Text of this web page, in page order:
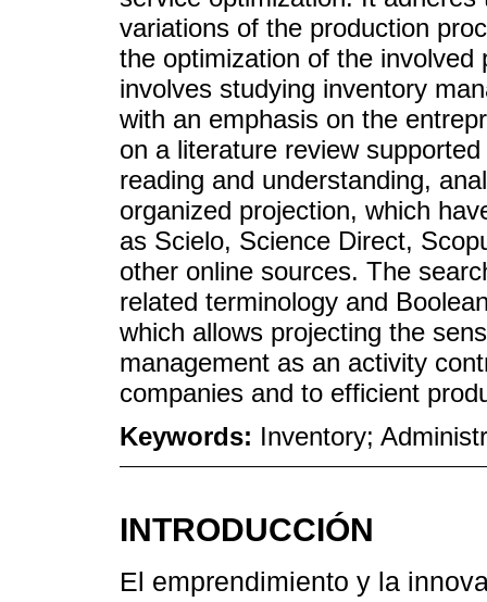
variations of the production
the optimization of the
involves studying inventory
with an emphasis on the
on a literature review
reading and understanding,
organized projection, which
as Scielo, Science Direct,
other online sources. The
related terminology and
which allows projecting the
management as an activity
companies and to efficient
Keywords: Inventory;
INTRODUCCIÓN
El emprendimiento y la